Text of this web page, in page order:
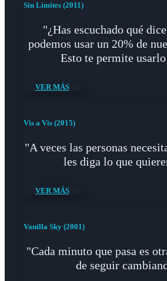
Sin Límites (2011)
"¿Has escuchado qué
podemos usar un 20% de
Esto te permite
VER MÁS
Vis a Vis (2015)
"A veces las personas
les diga lo que
VER MÁS
Vanilla Sky (2001)
"Cada minuto que pasa es
de seguir